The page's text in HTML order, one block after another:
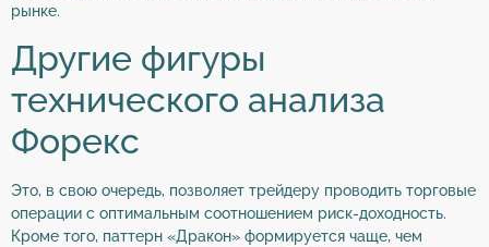
рынке.
Другие фигуры
технического анализа
Форекс
Это, в свою очередь, позволяет трейдеру проводить торговые
операции с оптимальным соотношением риск-доходность.
Кроме того, паттерн «Дракон» формируется чаще, чем